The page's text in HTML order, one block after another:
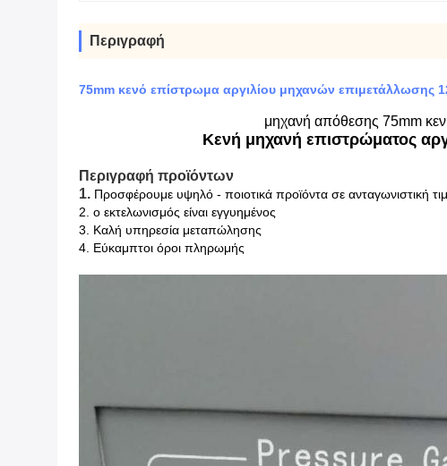
Περιγραφή
75mm κενό επίστρωμα αργιλίου μηχανών επιμετάλλωσης
μηχανή απόθεσης 75mm
Κενή μηχανή επιστρώματος
Περιγραφή προϊόντων
1. Προσφέρουμε υψηλό - ποιοτικά προϊόντα σε ανταγωνιστική
2. ο εκτελωνισμός είναι εγγυημένος
3. Καλή υπηρεσία μεταπώλησης
4. Εύκαμπτοι όροι πληρωμής